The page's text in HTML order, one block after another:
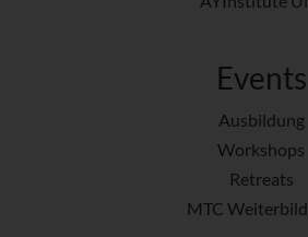
Events
Ausbildung
Workshops
Retreats
MTC